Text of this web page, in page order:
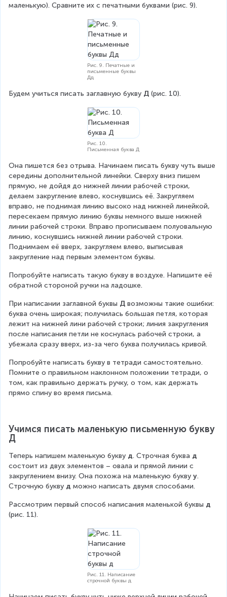
маленькую). Сравните их с печатными буквами (рис. 9).
Рис. 9. Печатные и
письменные буквы
Дд
Будем учиться писать заглавную букву Д (рис. 10).
Рис. 10.
Письменная буква Д
Она пишется без отрыва. Начинаем писать букву чуть выше
середины дополнительной линейки. Сверху вниз пишем
прямую, не дойдя до нижней линии рабочей строки,
делаем закругление влево, коснувшись её. Закругляем
вправо, не поднимая линию высоко над нижней линейкой,
пересекаем прямую линию буквы немного выше нижней
линии рабочей строки. Вправо прописываем полуовальную
линию, коснувшись нижней линии рабочей строки.
Поднимаем её вверх, закругляем влево, выписывая
закругление над первым элементом буквы.
Попробуйте написать такую букву в воздухе. Напишите её
обратной стороной ручки на ладошке.
При написании заглавной буквы Д возможны такие ошибки:
буква очень широкая; получилась большая петля, которая
лежит на нижней лини рабочей строки; линия закругления
после написания петли не коснулась рабочей строки, а
убежала сразу вверх, из-за чего буква получилась кривой.
Попробуйте написать букву в тетради самостоятельно.
Помните о правильном наклонном положении тетради, о
том, как правильно держать ручку, о том, как держать
прямо спину во время письма.
Учимся писать маленькую письменную букву
Д
Теперь напишем маленькую букву д. Строчная буква д
состоит из двух элементов – овала и прямой линии с
закруглением внизу. Она похожа на маленькую букву у.
Строчную букву д можно написать двумя способами.
Рассмотрим первый способ написания маленькой буквы д
(рис. 11).
Рис. 11. Написание
строчной буквы д